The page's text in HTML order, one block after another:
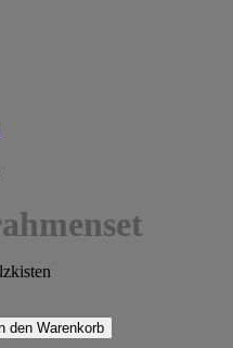
den Warenkorb